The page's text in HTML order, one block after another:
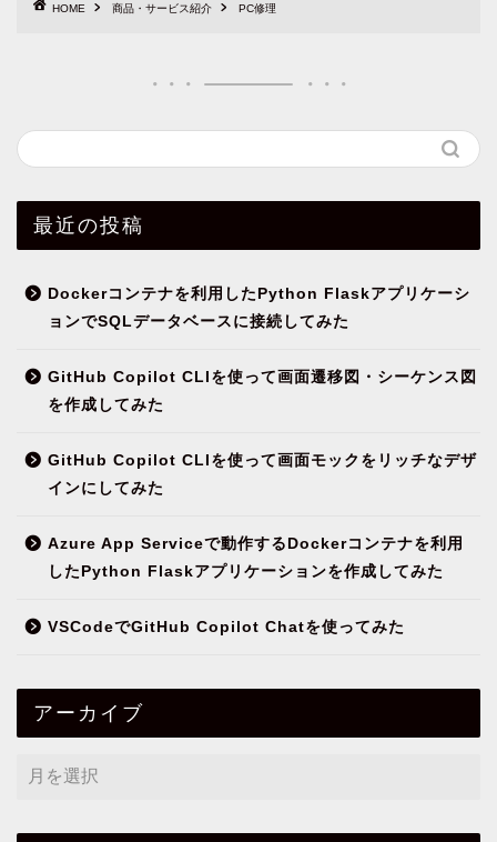
HOME 商品・サービス紹介 PC修理
最近の投稿
Dockerコンテナを利用したPython Flaskアプリケーシ
ョンでSQLデータベースに接続してみた
GitHub Copilot CLIを使って画面遷移図・シーケンス図
を作成してみた
GitHub Copilot CLIを使って画面モックをリッチなデザ
インにしてみた
Azure App Serviceで動作するDockerコンテナを利用
したPython Flaskアプリケーションを作成してみた
VSCodeでGitHub Copilot Chatを使ってみた
アーカイブ